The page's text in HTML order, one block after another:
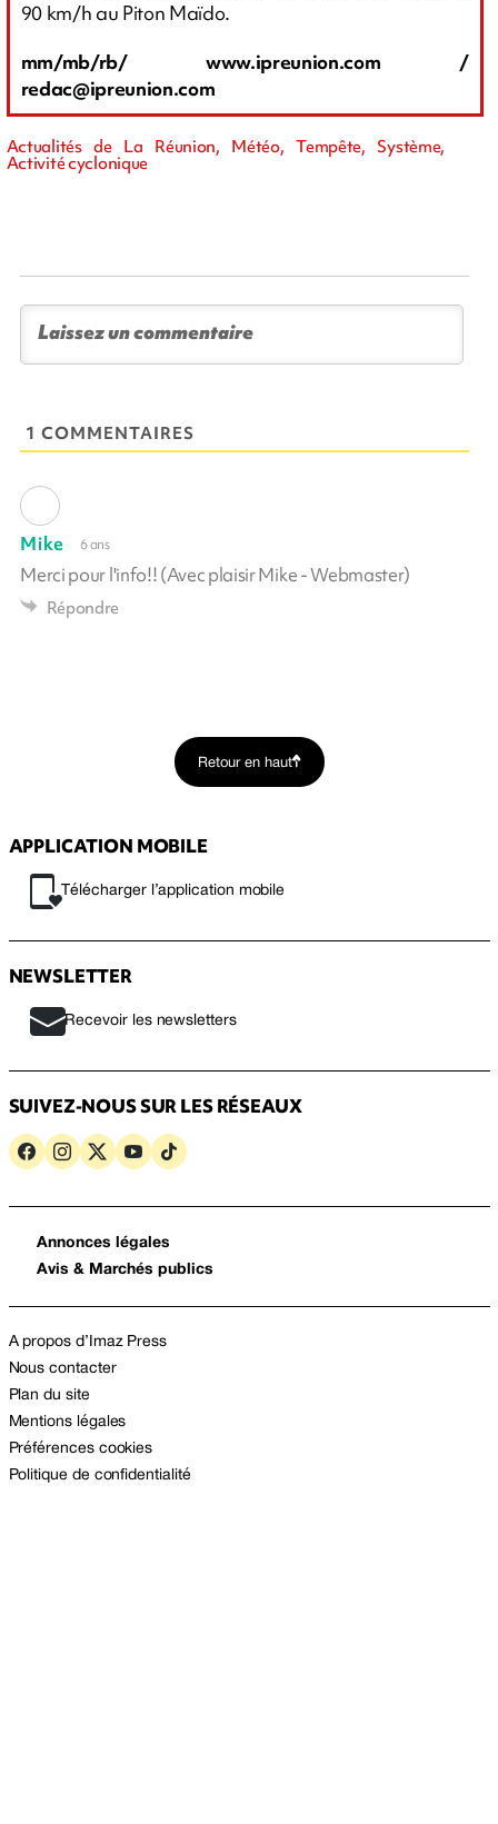
90 km/h au Piton Maïdo.
mm/mb/rb/ www.ipreunion.com /
redac@ipreunion.com
Actualités de La Réunion, Météo, Tempête, Système,
Activité cyclonique
1 COMMENTAIRES
Mike 6 ans
Merci pour l'info!! (Avec plaisir Mike - Webmaster)
Répondre
Retour en haut
APPLICATION MOBILE
Télécharger l’application mobile
NEWSLETTER
Recevoir les newsletters
SUIVEZ-NOUS SUR LES RÉSEAUX
Annonces légales
Avis & Marchés publics
A propos d’Imaz Press
Nous contacter
Plan du site
Mentions légales
Préférences cookies
Politique de confidentialité